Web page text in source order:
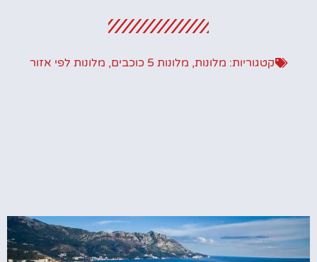
קטגוריות: מלונות, מלונות 5 כוכבים , מלונות לפי אזור